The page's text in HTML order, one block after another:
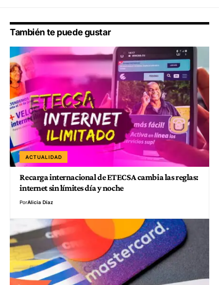
También te puede gustar
ACTUALIDAD
Recarga internacional de ETECSA cambia las reglas:
internet sin límites día y noche
PorAlicia Díaz